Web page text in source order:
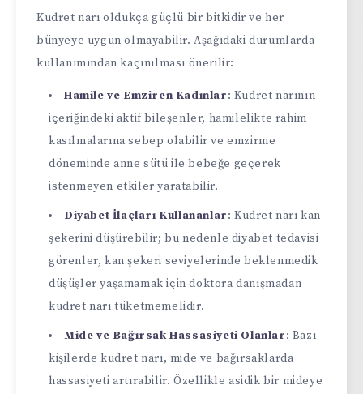
Kudret narı oldukça güçlü bir bitkidir ve her
bünyeye uygun olmayabilir. Aşağıdaki durumlarda
kullanımından kaçınılması önerilir:
Hamile ve Emziren Kadınlar: Kudret narının
içeriğindeki aktif bileşenler, hamilelikte rahim
kasılmalarına sebep olabilir ve emzirme
döneminde anne sütü ile bebeğe geçerek
istenmeyen etkiler yaratabilir.
Diyabet İlaçları Kullananlar: Kudret narı kan
şekerini düşürebilir; bu nedenle diyabet tedavisi
görenler, kan şekeri seviyelerinde beklenmedik
düşüşler yaşamamak için doktora danışmadan
kudret narı tüketmemelidir.
Mide ve Bağırsak Hassasiyeti Olanlar: Bazı
kişilerde kudret narı, mide ve bağırsaklarda
hassasiyeti artırabilir. Özellikle asidik bir mideye